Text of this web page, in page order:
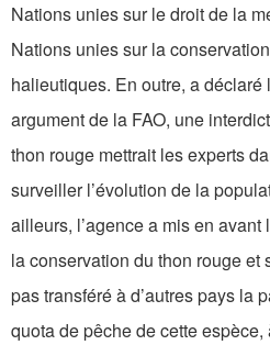
Nations unies sur le droit de la
Nations unies sur la
halieutiques. En outre, a déclaré
argument de la FAO, une
thon rouge mettrait les experts
surveiller l’évolution de la
ailleurs, l’agence a mis en
la conservation du thon rouge et
pas transféré à d’autres pays la
quota de pêche de cette